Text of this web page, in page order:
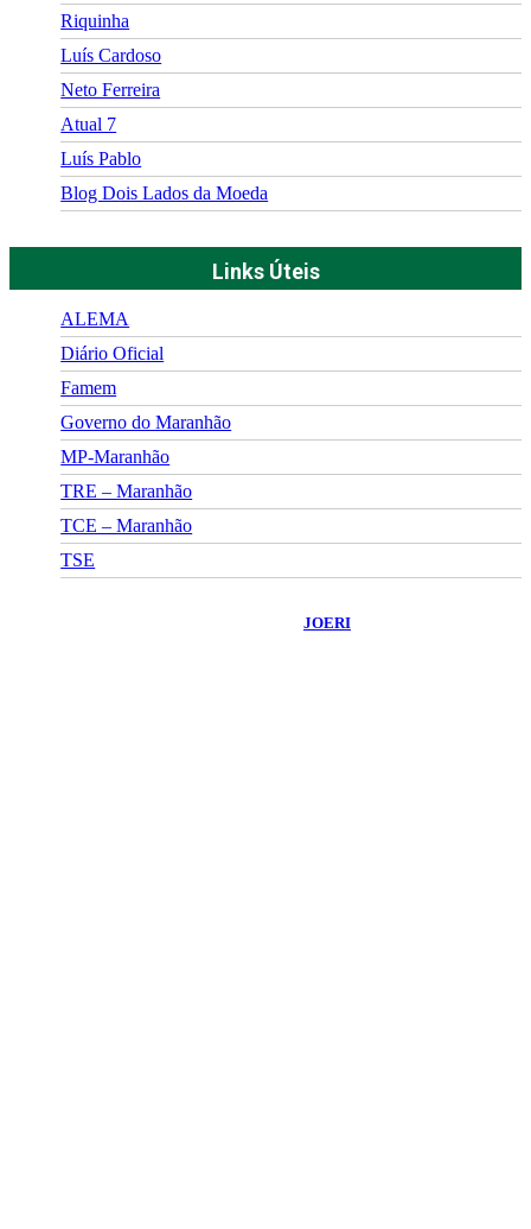
Riquinha
Luís Cardoso
Neto Ferreira
Atual 7
Luís Pablo
Blog Dois Lados da Moeda
Links Úteis
ALEMA
Diário Oficial
Famem
Governo do Maranhão
MP-Maranhão
TRE – Maranhão
TCE – Maranhão
TSE
JOERI